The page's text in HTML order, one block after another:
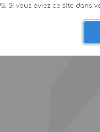
Si vous aviez ce site dans